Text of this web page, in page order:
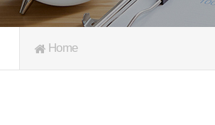
Home